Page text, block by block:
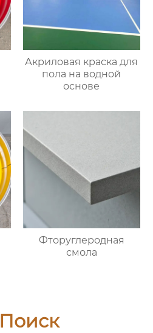
Акриловая краска для
пола на водной
основе
Фторуглеродная
смола
Поиск